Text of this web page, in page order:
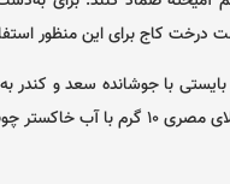
رنگ مو از نگاه
Nikolai